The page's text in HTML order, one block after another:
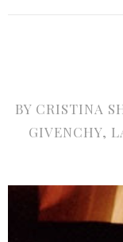
BY CRISTINA
GIVENCHY,